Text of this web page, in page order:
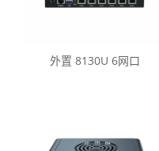
外置 8130U 6网口